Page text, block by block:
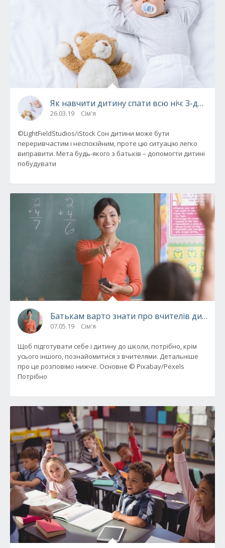
Як навчити дитину спати всю ніч: 3-денний
26.03.19 Сім'я
©LightFieldStudios/iStock Сон дитини може бути
переривчастим і неспокійним, проте цю ситуацію легко
виправити. Мета будь-якого з батьків – допомогти дитині
побудувати
Батькам варто знати про вчителів
07.05.19 Сім'я
Щоб підготувати себе і дитину до школи, потрібно, крім
усього іншого, познайомитися з вчителями. Детальніше
про це розповімо нижче. Основне © Pixabay/Pexels
Потрібно